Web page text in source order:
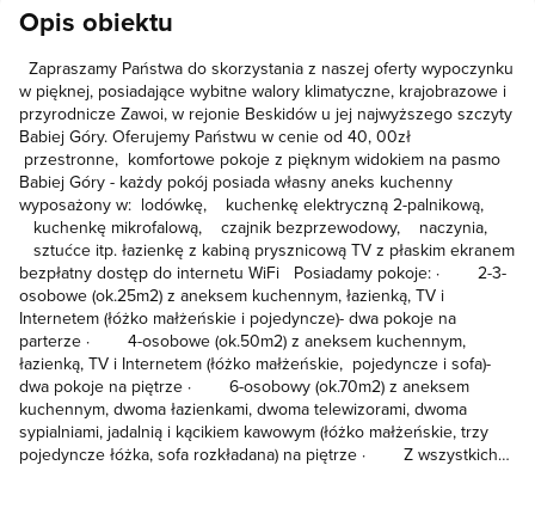
pięknego miejsca jeszcze nie widzieliśmy. Jesteśmy mega
zadowoleni z pobytu, żal było wyjeżdżać – i mamy ogromną
nadzieję, że jeszcze kiedyś tu wrócimy. Z całego serca polecamy!
Opis obiektu
Zapraszamy Państwa do skorzystania z naszej oferty wypoczynku
w pięknej, posiadające wybitne walory klimatyczne, krajobrazowe i
przyrodnicze Zawoi, w rejonie Beskidów u jej najwyższego szczyty
Babiej Góry. Oferujemy Państwu w cenie od 40, 00zł
przestronne, komfortowe pokoje z pięknym widokiem na pasmo
Babiej Góry - każdy pokój posiada własny aneks kuchenny
wyposażony w: lodówkę, kuchenkę elektryczną 2-palnikową,
kuchenkę mikrofalową, czajnik bezprzewodowy, naczynia,
sztućce itp. łazienkę z kabiną prysznicową TV z płaskim ekranem
bezpłatny dostęp do internetu WiFi Posiadamy pokoje: · 2-3-
osobowe (ok.25m2) z aneksem kuchennym, łazienką, TV i
Internetem (łóżko małżeńskie i pojedyncze)- dwa pokoje na
parterze · 4-osobowe (ok.50m2) z aneksem kuchennym,
łazienką, TV i Internetem (łóżko małżeńskie, pojedyncze i sofa)-
dwa pokoje na piętrze · 6-osobowy (ok.70m2) z aneksem
kuchennym, dwoma łazienkami, dwoma telewizorami, dwoma
sypialniami, jadalnią i kącikiem kawowym (łóżko małżeńskie, trzy
pojedyncze łóżka, sofa rozkładana) na piętrze · Z wszystkich